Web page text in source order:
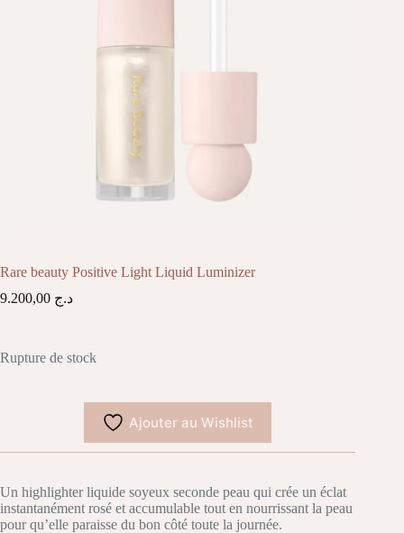
Rare beauty Positive Light Liquid Luminizer
د.ج
Rupture de stock
Ajouter au Wishlist
Un highlighter liquide soyeux seconde peau qui crée un éclat
instantanément rosé et accumulable tout en nourrissant la peau
pour qu’elle paraisse du bon côté toute la journée.